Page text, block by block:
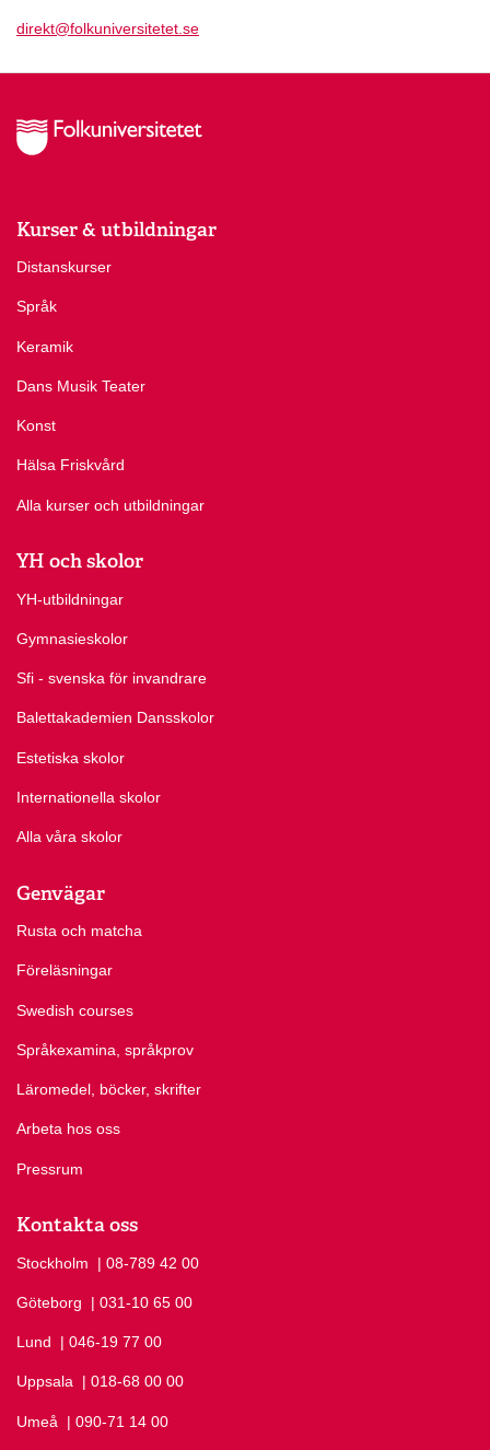
direkt@folkuniversitetet.se
Kurser & utbildningar
Distanskurser
Språk
Keramik
Dans Musik Teater
Konst
Hälsa Friskvård
Alla kurser och utbildningar
YH och skolor
YH-utbildningar
Gymnasieskolor
Sfi - svenska för invandrare
Balettakademien Dansskolor
Estetiska skolor
Internationella skolor
Alla våra skolor
Genvägar
Rusta och matcha
Föreläsningar
Swedish courses
Språkexamina, språkprov
Läromedel, böcker, skrifter
Arbeta hos oss
Pressrum
Kontakta oss
Stockholm Ring Stockholm på
| 08-789 42 00
Göteborg Ring Göteborg på
| 031-10 65 00
Lund Ring Lund på
| 046-19 77 00
Uppsala Ring Uppsala på
| 018-68 00 00
Umeå Ring Umeå på
| 090-71 14 00